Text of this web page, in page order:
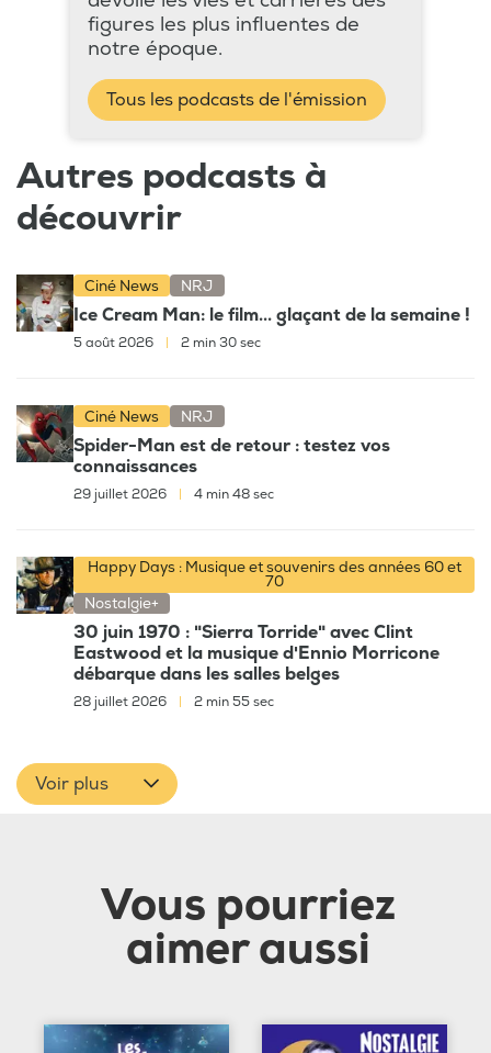
figures les plus influentes de
notre époque.
Tous les podcasts de l'émission
Autres podcasts à
découvrir
Ciné News NRJ
Ice Cream Man: le film... glaçant de la semaine !
5 août 2026 2 min 30 sec
Ciné News NRJ
Spider-Man est de retour : testez vos
connaissances
29 juillet 2026 4 min 48 sec
Happy Days : Musique et souvenirs des années 60 et
70
Nostalgie+
30 juin 1970 : "Sierra Torride" avec Clint
Eastwood et la musique d'Ennio Morricone
débarque dans les salles belges
28 juillet 2026 2 min 55 sec
Voir plus
Vous pourriez
aimer aussi